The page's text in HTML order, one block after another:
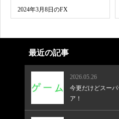
2024年3月8日のFX
最近の記事
2026.05.26
今更だけどスー
ア！